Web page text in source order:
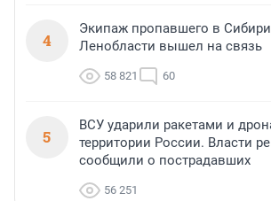
4
Экипаж пропавшего в
Ленобласти вышел на связь
58 821 60
5
ВСУ ударили ракетами и
территории России. Власти
сообщили о пострадавших
56 251